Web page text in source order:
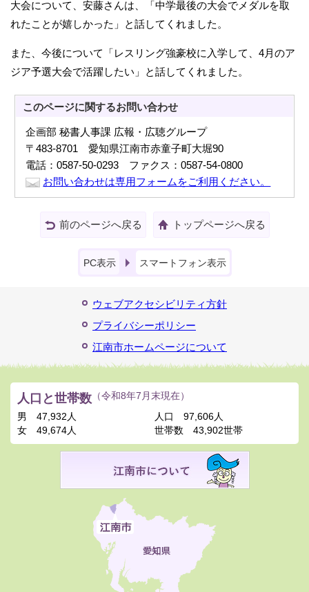
大会について、安藤さんは、「中学最後の大会でメダルを取
れたことが嬉しかった」と話してくれました。
また、今後について「レスリング強豪校に入学して、4月のア
ジア予選大会で活躍したい」と話してくれました。
このページに関するお問い合わせ
企画部 秘書人事課 広報・広聴グループ
〒483-8701 愛知県江南市赤童子町大堀90
電話：0587-50-0293 ファクス：0587-54-0800
お問い合わせは専用フォームをご利用ください。
前のページへ戻る トップページへ戻る
PC表示 スマートフォン表示
ウェブアクセシビリティ方針
プライバシーポリシー
江南市ホームページについて
人口と世帯数 （令和8年7月末現在）
男
47,932人
女
49,674人
人口
97,606人
世帯数
43,902世帯